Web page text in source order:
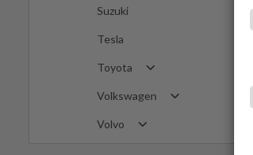
Suzuki
Tesla
Toyota
Volkswagen
Volvo